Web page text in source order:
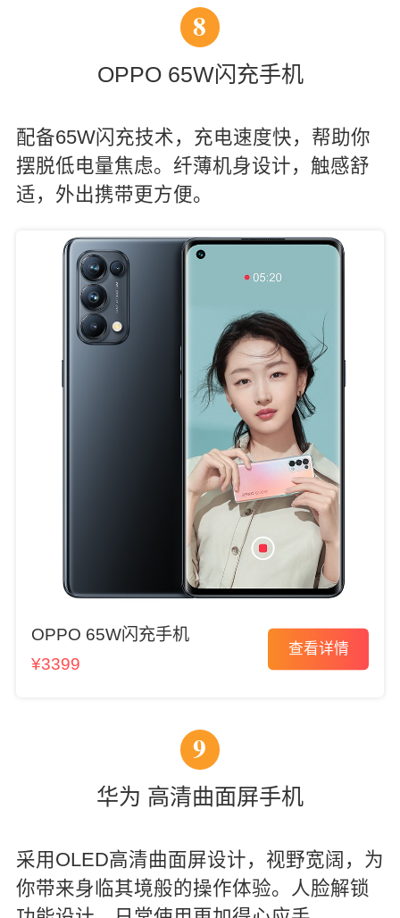
8
OPPO 65W闪充手机
配备65W闪充技术，充电速度快，帮助你
摆脱低电量焦虑。纤薄机身设计，触感舒
适，外出携带更方便。
OPPO 65W闪充手机
¥3399
查看详情
9
华为 高清曲面屏手机
采用OLED高清曲面屏设计，视野宽阔，为
你带来身临其境般的操作体验。人脸解锁